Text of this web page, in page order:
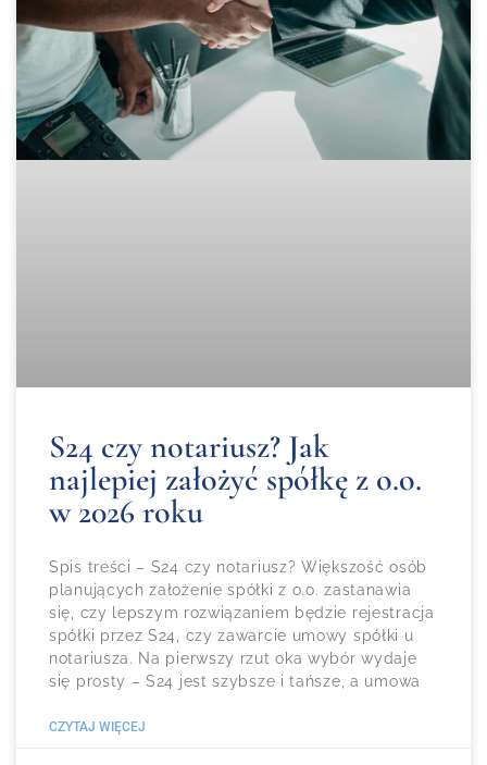
S24 czy notariusz? Jak
najlepiej założyć spółkę z o.o.
w 2026 roku
Spis treści – S24 czy notariusz? Większość osób
planujących założenie spółki z o.o. zastanawia
się, czy lepszym rozwiązaniem będzie rejestracja
spółki przez S24, czy zawarcie umowy spółki u
notariusza. Na pierwszy rzut oka wybór wydaje
się prosty – S24 jest szybsze i tańsze, a umowa
CZYTAJ WIĘCEJ